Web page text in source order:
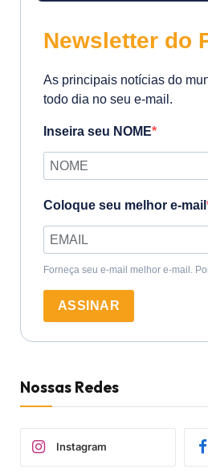
Newsletter do
As principais notícias do
todo dia no seu e-mail.
Inseira seu NOME
Coloque seu melhor e-mail
Forneça seu e-mail melhor e-mail.
ASSINAR
Nossas Redes
Instagram